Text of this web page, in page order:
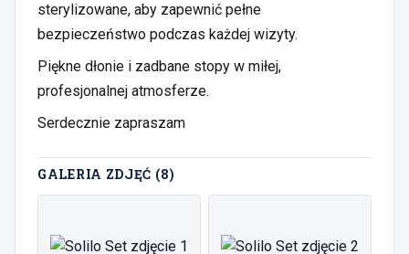
sterylizowane, aby zapewnić pełne
bezpieczeństwo podczas każdej wizyty.
Piękne dłonie i zadbane stopy w miłej,
profesjonalnej atmosferze.
Serdecznie zapraszam
GALERIA ZDJĘĆ (8)